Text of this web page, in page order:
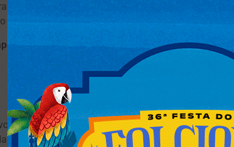
viu que a polícia estava na região. “Eu ouvi um
dava para saber direito o que era”, falou a idosa.
publicidade
das 16 horas desse domingo (20), momento em
havia ocorrido, mas os militares perceberam que a